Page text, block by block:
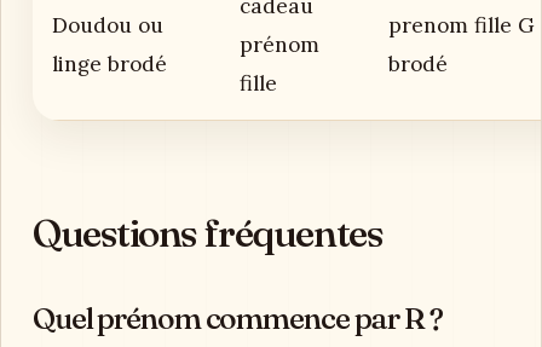
Doudou ou
linge brodé
cadeau
prénom
fille
prenom fille G
brodé
Questions fréquentes
Quel prénom commence par R ?